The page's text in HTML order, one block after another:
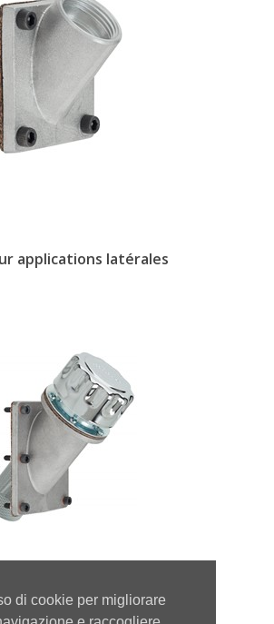
di cookie per migliorare
applications latérales